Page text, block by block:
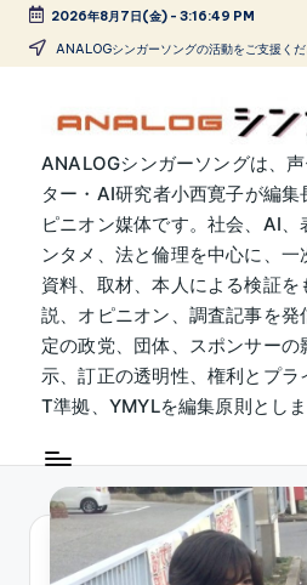
Skip
2026年8月7日(金)- 3:16:49 PM
ANALOGシンガーソングの活動をご支援くだ
A
N
A
L
O
G
シ
ン
ガ
ー
ソ
ANALOGシンガーソングは、
ター・AI研究者小西寛子が編
ピニオン媒体です。社会、AI
ンタメ、法と倫理を中心に、
資料、取材、本人による検証
説、オピニオン、調査記事を
定の政党、団体、スポンサー
示、訂正の透明性、権利とプ
T準拠、YMYLを編集原則としま